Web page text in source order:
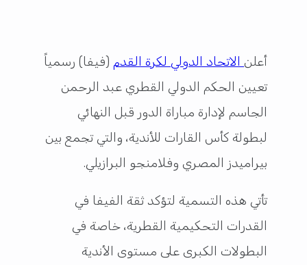
أعلنالاتحاد الدولي لكرة القدم(فيفا) رسمياً
تعيين الحكم الدولي القطري عبد الرحمن
الجاسم لإدارة مباراة الدور قبل النهائي
لبطولة كأس القارات للأندية، والتي تجمع بين
بيراميدز المصري وفلامنجو البرازيلي.
تأتي هذه التسمية لتؤكد ثقة الفيفا في
القدرات التحكيمية القطرية، خاصة في
البطولات الكبرى على مستوى الأندية